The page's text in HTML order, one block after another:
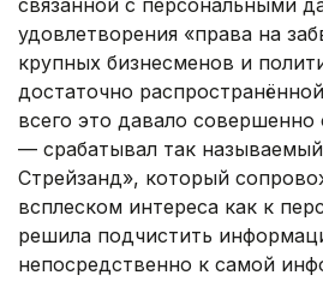
связанной с персональными
удовлетворения «права на
крупных бизнесменов и
достаточно
всего это давало совершенно
— срабатывал так
Стрейзанд», который
всплеском интереса как к
решила подчистить
непосредственно к самой